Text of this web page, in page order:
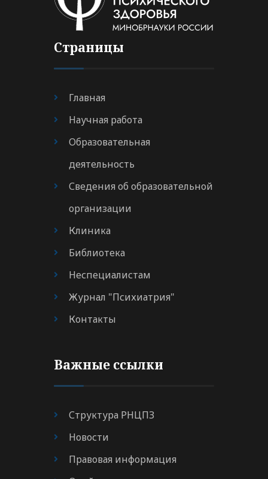
Страницы
Главная
Научная работа
Образовательная
деятельность
Сведения об образовательной
организации
Клиника
Библиотека
Неспециалистам
Журнал "Психиатрия"
Контакты
Важные ссылки
Структура РНЦПЗ
Новости
Правовая информация